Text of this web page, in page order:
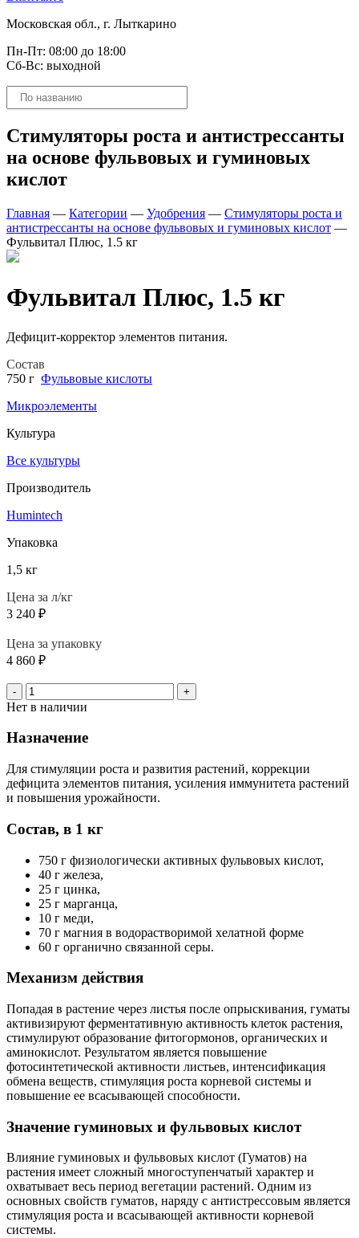
Московская обл., г. Лыткарино
Пн-Пт: 08:00 до 18:00
Сб-Вс: выходной
Поиск
товаров
Стимуляторы роста и антистрессанты
на основе фульвовых и гуминовых
кислот
Главная — Категории — Удобрения — Стимуляторы роста и
антистрессанты на основе фульвовых и гуминовых кислот —
Фульвитал Плюс, 1.5 кг
Фульвитал Плюс, 1.5 кг
Дефицит-корректор элементов питания.
Состав
750 г Фульвовые кислоты
Микроэлементы
Культура
Все культуры
Производитель
Humintech
Упаковка
1,5 кг
Цена за л/кг
3 240 ₽
Цена за упаковку
4 860 ₽
- +
Нет в наличии
Назначение
Для стимуляции роста и развития растений, коррекции
дефицита элементов питания, усиления иммунитета растений
и повышения урожайности.
Cостав, в 1 кг
750 г физиологически активных фульвовых кислот,
40 г железа,
25 г цинка,
25 г марганца,
10 г меди,
70 г магния в водорастворимой хелатной форме
60 г органично связанной серы.
Механизм действия
Попадая в растение через листья после опрыскивания, гуматы
активизируют ферментативную активность клеток растения,
стимулируют образование фитогормонов, органических и
аминокислот. Результатом является повышение
фотосинтетической активности листьев, интенсификация
обмена веществ, стимуляция роста корневой системы и
повышение ее всасывающей способности.
Значение гуминовых и фульвовых кислот
Влияние гуминовых и фульвовых кислот (Гуматов) на
растения имеет сложный многоступенчатый характер и
охватывает весь период вегетации растений. Одним из
основных свойств гуматов, наряду с антистрессовым является
стимуляция роста и всасывающей активности корневой
системы.